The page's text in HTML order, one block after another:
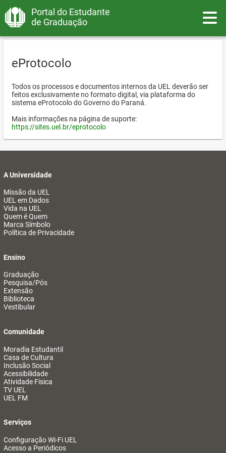
Portal do Estudante
de Graduação
eProtocolo
Todos os processos e documentos internos da UEL deverão ser
feitos exclusivamente no formato digital, via plataforma do
sistema eProtocolo do Governo do Paraná.
Mais informações na página de suporte:
https://sites.uel.br/eprotocolo
A Universidade
Missão da UEL
UEL em Dados
Vida na UEL
Quem é Quem
Marca Símbolo
Política de Privacidade
Ensino
Graduação
Pesquisa/Pós
Extensão
Biblioteca
Vestibular
Comunidade
Moradia Estudantil
Casa de Cultura
Inclusão Social
Acessibilidade
Atividade Física
TV UEL
UEL FM
Serviços
Configuração Wi-Fi UEL
Acesso a Periódicos